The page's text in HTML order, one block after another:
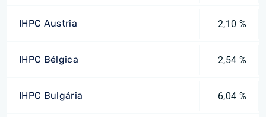
IHPC Austria 2,10 %
IHPC Bélgica 2,54 %
IHPC Bulgária 6,04 %